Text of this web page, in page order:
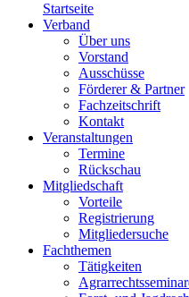
Startseite
Verband
Über uns
Vorstand
Ausschüsse
Förderer & Partner
Fachzeitschrift
Kontakt
Veranstaltungen
Termine
Rückschau
Mitgliedschaft
Vorteile
Registrierung
Mitgliedersuche
Fachthemen
Tätigkeiten